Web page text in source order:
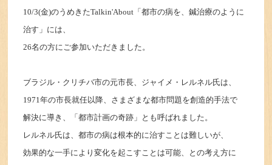
10/3(金)のうめきたTalkin'About「都市の病を、鍼治療のように
治す」には、
26名の方にご参加いただきました。
ブラジル・クリチバ市の元市長、ジャイメ・レルネル氏は、
1971年の市長就任以降、さまざまな都市問題を創造的手法で
解決に導き、「都市計画の奇跡」とも呼ばれました。
レルネル氏は、都市の病は根本的に治すことは難しいが、
効果的な一手により変化を起こすことは可能、との考え方に